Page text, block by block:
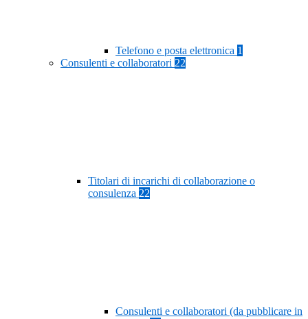
Telefono e posta elettronica 1
Consulenti e collaboratori 22
Titolari di incarichi di collaborazione o
consulenza 22
Consulenti e collaboratori (da pubblicare in